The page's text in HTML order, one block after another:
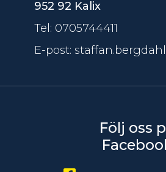
952 92 Kalix
Tel: 0705744411
E-post:
Följ oss